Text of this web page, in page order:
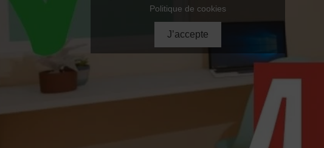
Politique de cookies
J’accepte